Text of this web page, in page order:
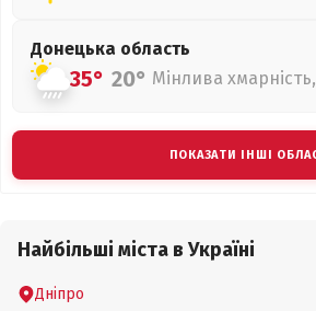
Донецька область
35° 20° Мінлива
ПОКАЗАТИ ІНШІ
Найбільші міста в Україні
Дніпро